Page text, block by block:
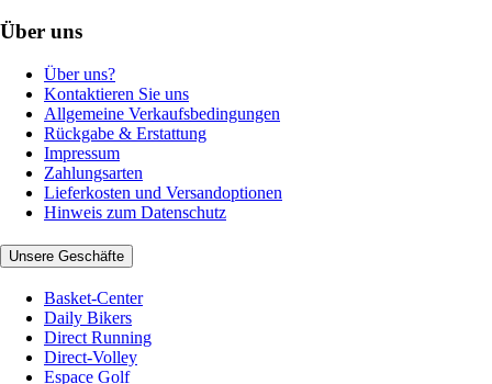
Über uns
Über uns?
Kontaktieren Sie uns
Allgemeine Verkaufsbedingungen
Rückgabe & Erstattung
Impressum
Zahlungsarten
Lieferkosten und Versandoptionen
Hinweis zum Datenschutz
Unsere Geschäfte
Basket-Center
Daily Bikers
Direct Running
Direct-Volley
Espace Golf